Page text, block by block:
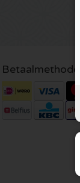
Betaalmethoden